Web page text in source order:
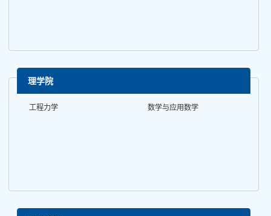
理学院
工程力学 数学与应用数学